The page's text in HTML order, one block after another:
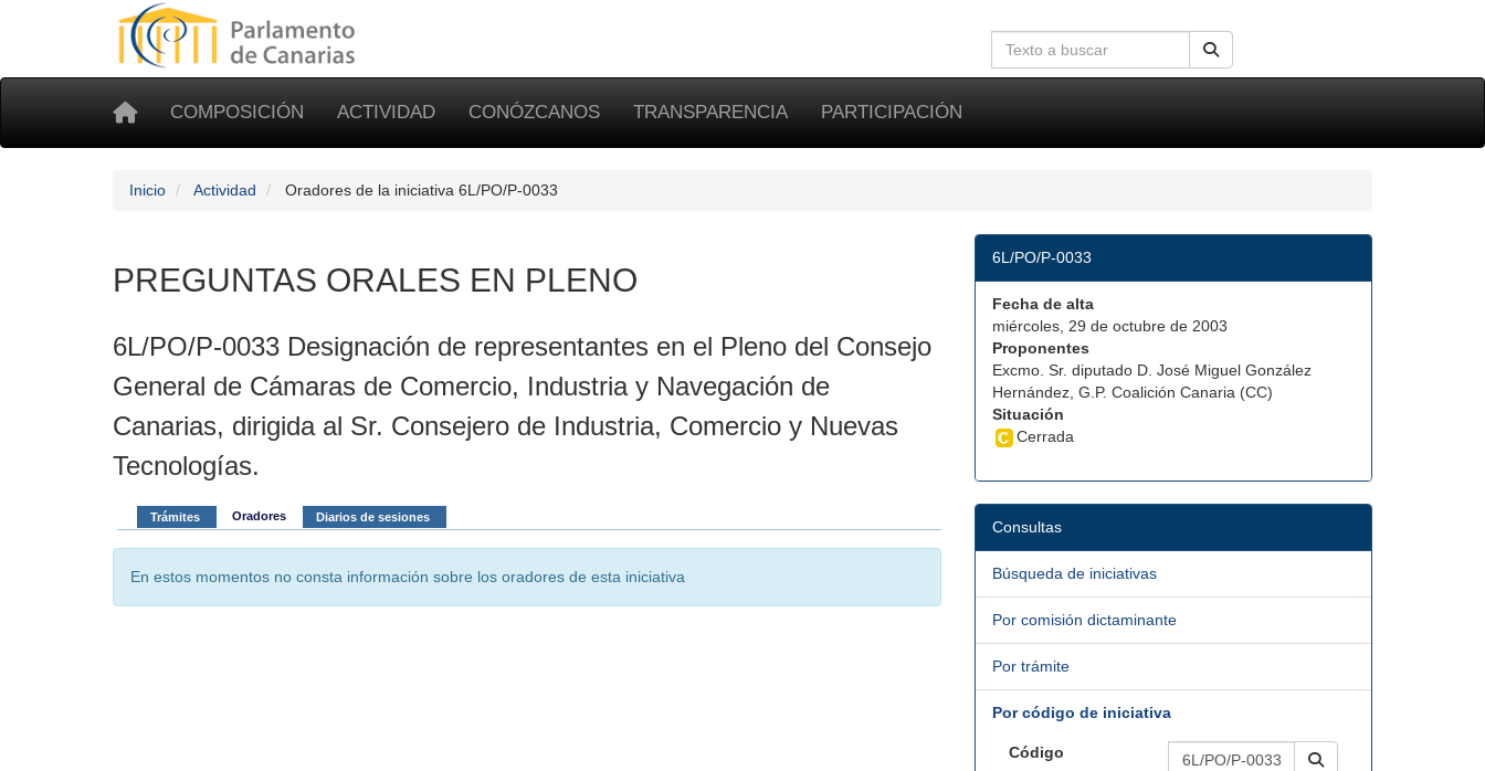
COMPOSICIÓN ACTIVIDAD CONÓZCANOS TRANSPARENCIA PARTICIPACIÓN
Inicio Actividad Oradores de la iniciativa 6L/PO/P-0033
PREGUNTAS ORALES EN PLENO
6L/PO/P-0033 Designación de representantes en el Pleno del Consejo
General de Cámaras de Comercio, Industria y Navegación de
Canarias, dirigida al Sr. Consejero de Industria, Comercio y Nuevas
Tecnologías.
Trámites Oradores Diarios de sesiones
En estos momentos no consta información sobre los oradores de esta iniciativa
6L/PO/P-0033
Fecha de alta
miércoles, 29 de octubre de 2003
Proponentes
Excmo. Sr. diputado D. José Miguel González
Hernández, G.P. Coalición Canaria (CC)
Situación
Cerrada
Consultas
Búsqueda de iniciativas
Por comisión dictaminante
Por trámite
Por código de iniciativa
Código